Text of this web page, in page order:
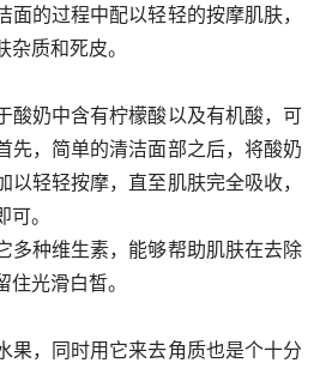
的过程中配以轻轻的按摩肌肤，
质和死皮。
酸奶中含有柠檬酸以及有机酸，可
先，简单的清洁面部之后，将酸奶
轻轻按摩，直至肌肤完全吸收，
。
多种维生素，能够帮助肌肤在去除
光滑白皙。
果，同时用它来去角质也是个十分